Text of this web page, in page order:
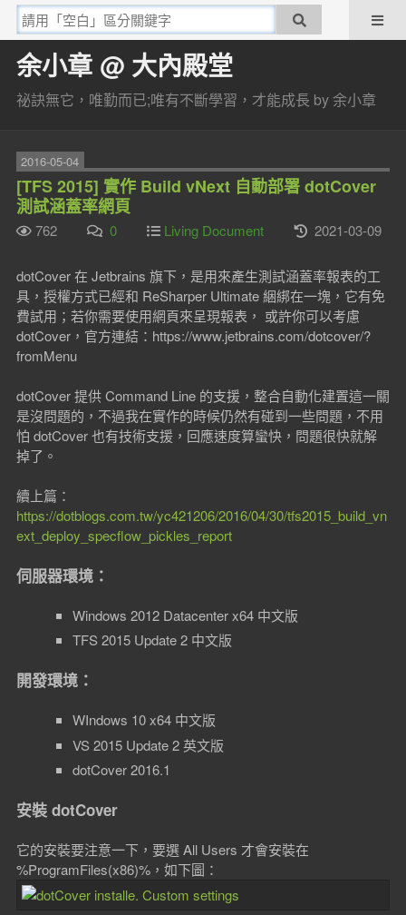
余小章 @ 大內殿堂
祕訣無它，唯勤而已;唯有不斷學習，才能成長 by 余小章
2016-05-04
[TFS 2015] 實作 Build vNext 自動部署 dotCover
測試涵蓋率網頁
762 0 Living Document 2021-03-09
dotCover 在 Jetbrains 旗下，是用來產生測試涵蓋率報表的工
具，授權方式已經和 ReSharper Ultimate 綑綁在一塊，它有免
費試用；若你需要使用網頁來呈現報表， 或許你可以考慮
dotCover，官方連結：https://www.jetbrains.com/dotcover/?
fromMenu
dotCover 提供 Command Line 的支援，整合自動化建置這一關
是沒問題的，不過我在實作的時候仍然有碰到一些問題，不用
怕 dotCover 也有技術支援，回應速度算蠻快，問題很快就解
掉了。
續上篇：
https://dotblogs.com.tw/yc421206/2016/04/30/tfs2015_build_vn
ext_deploy_specflow_pickles_report
伺服器環境：
Windows 2012 Datacenter x64 中文版
TFS 2015 Update 2 中文版
開發環境：
WIndows 10 x64 中文版
VS 2015 Update 2 英文版
dotCover 2016.1
安裝 dotCover
它的安裝要注意一下，要選 All Users 才會安裝在
%ProgramFiles(x86)%，如下圖：